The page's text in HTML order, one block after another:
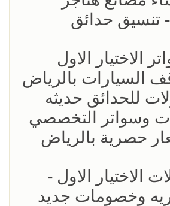
تنسيق حدائق
الاختيار الاول
السيارات بالرياض
للحدائق حديثه
وسواتر التخصصي
حصرية بالرياض
الاختيار الاول -
وخصومات جديد